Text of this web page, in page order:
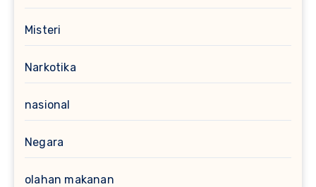
Misteri
Narkotika
nasional
Negara
olahan makanan